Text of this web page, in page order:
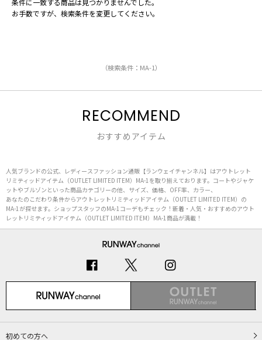
条件に一致する商品は見つかりませんでした。
お手数ですが、検索条件を変更してください。
（検索条件：MA-1）
RECOMMEND
おすすめアイテム
人気ブランドの公式、レディースファッション通販【ランウェイチャンネル】はアウトレット
リミティッドアイテム（OUTLET LIMITED ITEM）MA-1を取り揃えております。コートやジャケ
ットやブルゾンといった商品カテゴリーの他、サイズ、価格、OFF率、カラー、
あなたのこだわり条件からアウトレットリミティッドアイテム（OUTLET LIMITED ITEM）の
MA-1が探せます。ショップスタッフのMA-1コーデもチェック！新着・人気・おすすめのアウト
レットリミティッドアイテム（OUTLET LIMITED ITEM）MA-1商品が満載！
初めての方へ